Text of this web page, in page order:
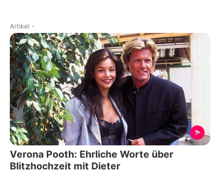
Artikel -
Verona Pooth: Ehrliche Worte über
Blitzhochzeit mit Dieter